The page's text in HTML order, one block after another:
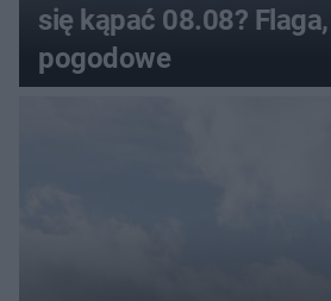
się kąpać 08.08?
pogodowe